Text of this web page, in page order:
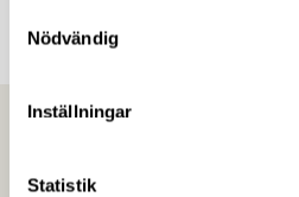
Nödvändig
Inställningar
Statistik
Fyll i intresse­formuläret här